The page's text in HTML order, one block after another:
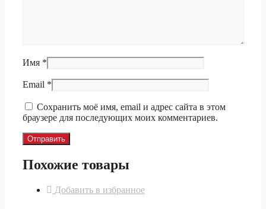
Имя *
Email *
Сохранить моё имя, email и адрес сайта в этом
браузере для последующих моих комментариев.
Похожие товары
Добавить в избранное